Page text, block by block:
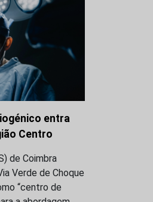
entra
Centro
de Coimbra
Verde de Choque
“centro de